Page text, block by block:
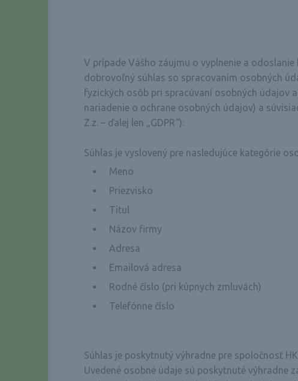
V prípade Vášho záujmu o vyplnenie a
dobrovoľný súhlas so spracovaním osobných
fyzických osôb pri spracúvaní osobných údajov
nariadenie o ochrane osobných údajov) a
Z.z. – ďalej len „GDPR“):
Súhlas je vyslovený pre nasledujúce kategórie
Meno
Priezvisko
Titul
Názov firmy
Adresa
Emailová adresa
Rodné číslo (pri kúpnych zmluvách)
Telefónne číslo
Súhlas je poskytnutý výhradne pre spoločnosť
Uvedené osobné údaje sú poskytnuté výhradne